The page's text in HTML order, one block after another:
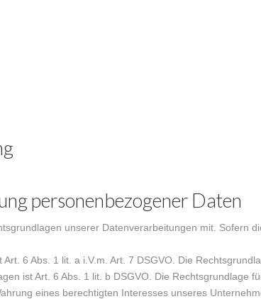
personenbezogener Daten
unserer Datenverarbeitungen mit. Sofern
6 Abs. 1 lit. a i.V.m. Art. 7 DSGVO. Die
ist Art. 6 Abs. 1 lit. b DSGVO. Die Rechtsgrundlage
eines berechtigten Interesses unseres